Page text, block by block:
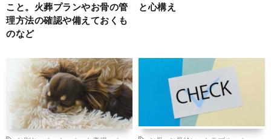
こと。火葬プランやお骨の管
理方法の確認や備えておくも
のなど
と心構え